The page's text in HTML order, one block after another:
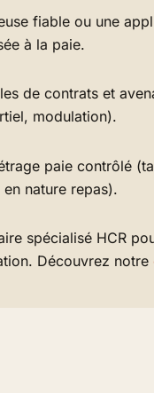
fiable ou une
à la paie.
de contrats et
modulation).
paie contrôlé
nature repas).
spécialisé HCR
Découvrez notre